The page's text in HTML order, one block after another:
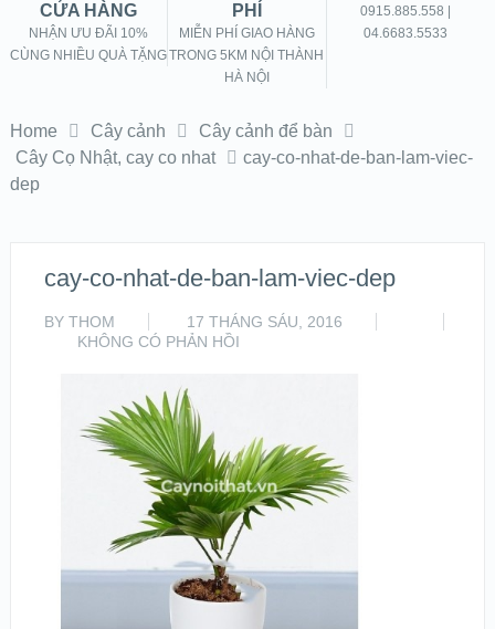
CỬA HÀNG
NHẬN ƯU ĐÃI 10%
CÙNG NHIỀU QUÀ TẶNG
PHÍ
MIỄN PHÍ GIAO HÀNG
TRONG 5KM NỘI THÀNH
HÀ NỘI
0915.885.558 |
04.6683.5533
Home Cây cảnh
Cây cảnh để bàn
Cây Cọ Nhật, cay co nhat
cay-co-nhat-de-ban-lam-viec-
dep
cay-co-nhat-de-ban-lam-viec-dep
BY THOM
17 THÁNG SÁU, 2016
KHÔNG CÓ PHẢN HỒI